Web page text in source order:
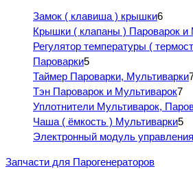
Замок ( клавиша ) крышки6
Крышки ( клапаны ) Пароварок и
Регулятор температуры (
Пароварки5
Таймер Пароварки, Мультиварки
Тэн Пароварок и Мультиварок7
Уплотнители Мультиварок,
Чаша ( ёмкость ) Мультиварки5
Электронный модуль
Запчасти для Парогенераторов